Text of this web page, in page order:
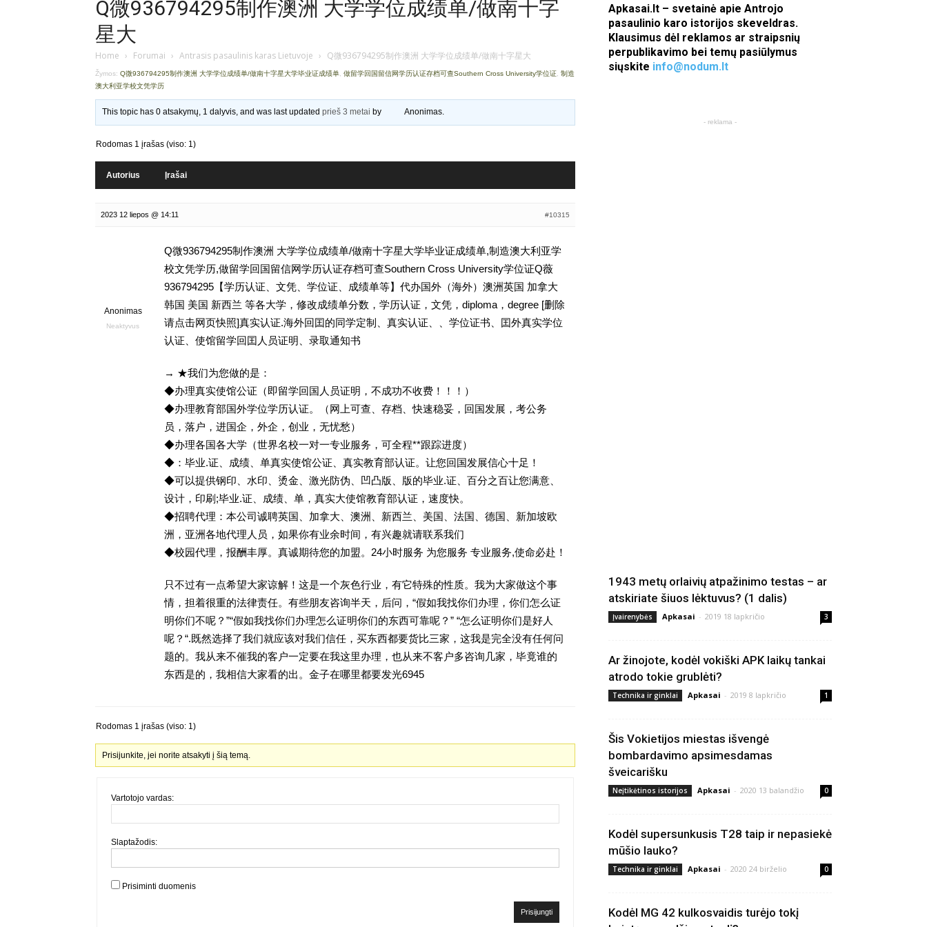
Q微936794295制作澳洲 大学学位成绩单/做南十字
星大
Home › Forumai › Antrasis pasaulinis karas Lietuvoje › Q微936794295制作澳洲 大学学位成绩单/做南十字星大
Žymos: Q微936794295制作澳洲 大学学位成绩单/做南十字星大学毕业证成绩单 做留学回国留信网学历认证存档可查Southern Cross University学位证 制造
澳大利亚学校文凭学历
This topic has 0 atsakymų, 1 dalyvis, and was last updatedprieš 3 metai by Anonimas.
Rodomas 1 įrašas (viso: 1)
Autorius Įrašai
2023 12 liepos @ 14:11 #10315
Anonimas
Neaktyvus
Q微936794295制作澳洲 大学学位成绩单/做南十字星大学毕业证成绩单,制造澳大利亚学
校文凭学历,做留学回国留信网学历认证存档可查Southern Cross University学位证Q薇
936794295【学历认证、文凭、学位证、成绩单等】代办国外（海外）澳洲英国 加拿大
韩国 美国 新西兰 等各大学，修改成绩单分数，学历认证，文凭，diploma，degree [删除
请点击网页快照]真实认证.海外回囯的同学定制、真实认证、、学位证书、囯外真实学位
认证、使馆留学回囯人员证明、录取通知书
→ ★我们为您做的是：
◆办理真实使馆公证（即留学回国人员证明，不成功不收费！！！）
◆办理教育部国外学位学历认证。（网上可查、存档、快速稳妥，回国发展，考公务
员，落户，进国企，外企，创业，无忧愁）
◆办理各国各大学（世界名校一对一专业服务，可全程**跟踪进度）
◆：毕业.证、成绩、单真实使馆公证、真实教育部认证。让您回国发展信心十足！
◆可以提供钢印、水印、烫金、激光防伪、凹凸版、版的毕业.证、百分之百让您满意、
设计，印刷;毕业.证、成绩、单，真实大使馆教育部认证，速度快。
◆招聘代理：本公司诚聘英国、加拿大、澳洲、新西兰、美国、法国、德国、新加坡欧
洲，亚洲各地代理人员，如果你有业余时间，有兴趣就请联系我们
◆校园代理，报酬丰厚。真诚期待您的加盟。24小时服务 为您服务 专业服务,使命必赴！
只不过有一点希望大家谅解！这是一个灰色行业，有它特殊的性质。我为大家做这个事
情，担着很重的法律责任。有些朋友咨询半天，后问，“假如我找你们办理，你们怎么证
明你们不呢？”“假如我找你们办理怎么证明你们的东西可靠呢？” “怎么证明你们是好人
呢？“.既然选择了我们就应该对我们信任，买东西都要货比三家，这我是完全没有任何问
题的。我从来不催我的客户一定要在我这里办理，也从来不客户多咨询几家，毕竟谁的
东西是的，我相信大家看的出。金子在哪里都要发光6945
Rodomas 1 įrašas (viso: 1)
Prisijunkite, jei norite atsakyti į šią temą.
Vartotojo vardas:
Slaptažodis:
Prisiminti duomenis
Prisijungti
Apkasai.lt – svetainė apie Antrojo
pasaulinio karo istorijos skeveldras.
Klausimus dėl reklamos ar straipsnių
perpublikavimo bei temų pasiūlymus
siųskite info@nodum.lt
- reklama -
1943 metų orlaivių atpažinimo testas – ar
atskiriate šiuos lėktuvus? (1 dalis)
Įvairenybės Apkasai - 2019 18 lapkričio 3
Ar žinojote, kodėl vokiški APK laikų tankai
atrodo tokie grublėti?
Technika ir ginklai Apkasai - 2019 8 lapkričio 1
Šis Vokietijos miestas išvengė
bombardavimo apsimesdamas
šveicarišku
Neįtikėtinos istorijos Apkasai - 2020 13 balandžio 0
Kodėl supersunkusis T28 taip ir nepasiekė
mūšio lauko?
Technika ir ginklai Apkasai - 2020 24 birželio 0
Kodėl MG 42 kulkosvaidis turėjo tokį